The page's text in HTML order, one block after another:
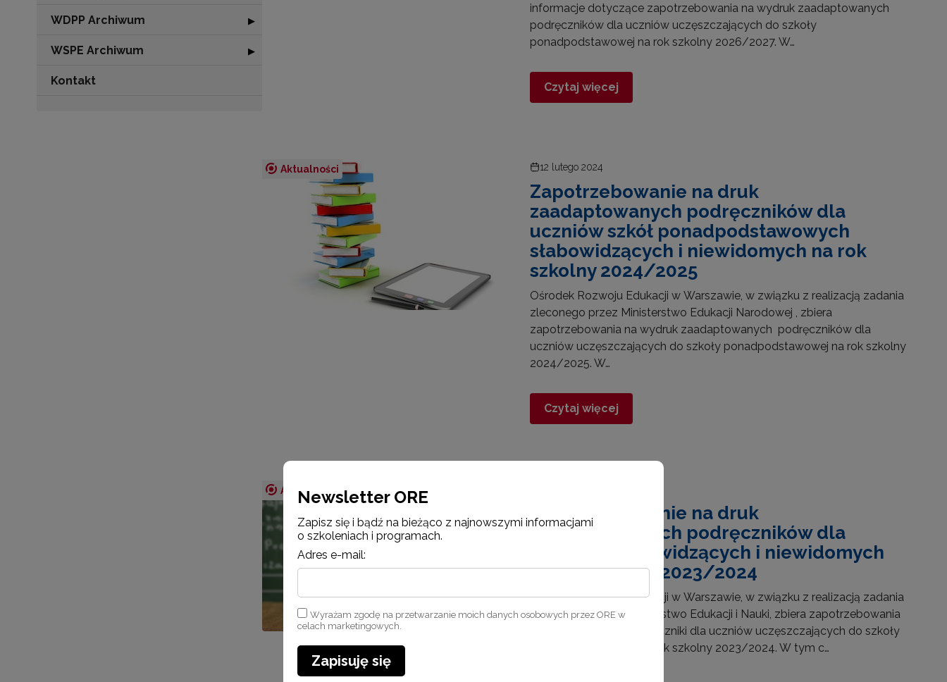
WDPP Archiwum Rozwiń sekcję "WDPP Archiwum"
▶
WSPE Archiwum Rozwiń sekcję "WSPE Archiwum"
▶
Kontakt
informacje dotyczące zapotrzebowania na wydruk zaadaptowanych
podręczników dla uczniów uczęszczających do szkoły
ponadpodstawowej na rok szkolny 2026/2027. W…
Czytaj więcej
Aktualności 12 lutego 2024
Zapotrzebowanie na druk
zaadaptowanych podręczników dla
uczniów szkół ponadpodstawowych
słabowidzących i niewidomych na rok
szkolny 2024/2025
Ośrodek Rozwoju Edukacji w Warszawie, w związku z realizacją zadania
zleconego przez Ministerstwo Edukacji Narodowej , zbiera
zapotrzebowania na wydruk zaadaptowanych podręczników dla
uczniów uczęszczających do szkoły ponadpodstawowej na rok szkolny
2024/2025. W…
Czytaj więcej
Aktualności
Zapotrzebowanie na druk
zaadaptowanych podręczników dla
uczniów słabowidzących i niewidomych
na rok szkolny 2023/2024
Ośrodek Rozwoju Edukacji w Warszawie, w związku z realizacją zadania
zleconego przez Ministerstwo Edukacji i Nauki, zbiera zapotrzebowania
na zaadaptowane podręczniki dla uczniów uczęszczających do szkoły
ponadpodstawowej na rok szkolny 2023/2024. W tym c…
Newsletter ORE
Zapisz się i bądź na bieżąco z najnowszymi informacjami
o szkoleniach i programach.
Adres e-mail:
Wyrażam zgodę na przetwarzanie moich danych osobowych przez ORE w
celach marketingowych.
Zapisuję się